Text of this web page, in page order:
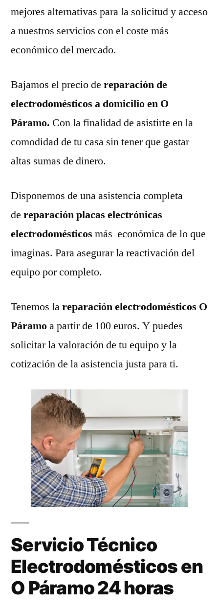
mejores alternativas para la solicitud y acceso
a nuestros servicios con el coste más
económico del mercado.
Bajamos el precio de reparación de
electrodomésticos a domicilio en O
Páramo. Con la finalidad de asistirte en la
comodidad de tu casa sin tener que gastar
altas sumas de dinero.
Disponemos de una asistencia completa
de reparación placas electrónicas
electrodomésticos más económica de lo que
imaginas. Para asegurar la reactivación del
equipo por completo.
Tenemos lareparación electrodomésticos O
Páramoa partir de 100 euros. Y puedes
solicitar la valoración de tu equipo y la
cotización de la asistencia justa para ti.
Servicio Técnico
Electrodomésticos en
O Páramo 24 horas